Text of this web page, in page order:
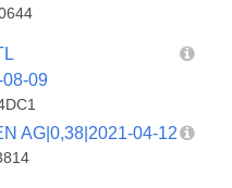
09
AG|0,38|2021-04-12